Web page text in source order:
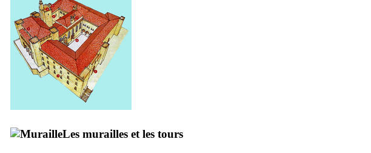
Les murailles et les tours